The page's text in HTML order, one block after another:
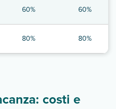
60% 60%
80% 80%
costi e